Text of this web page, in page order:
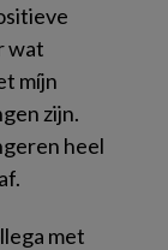
wat
míjn
zijn.
heel
met